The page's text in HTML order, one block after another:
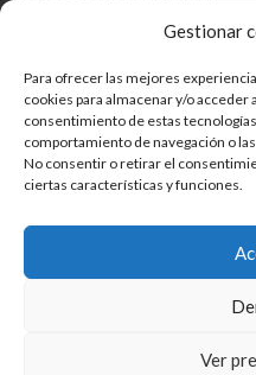
Gestionar
Para ofrecer las mejores
cookies para almacenar y/o
consentimiento de estas
comportamiento de navegación o
No consentir o retirar el
ciertas características y funciones.
Ver